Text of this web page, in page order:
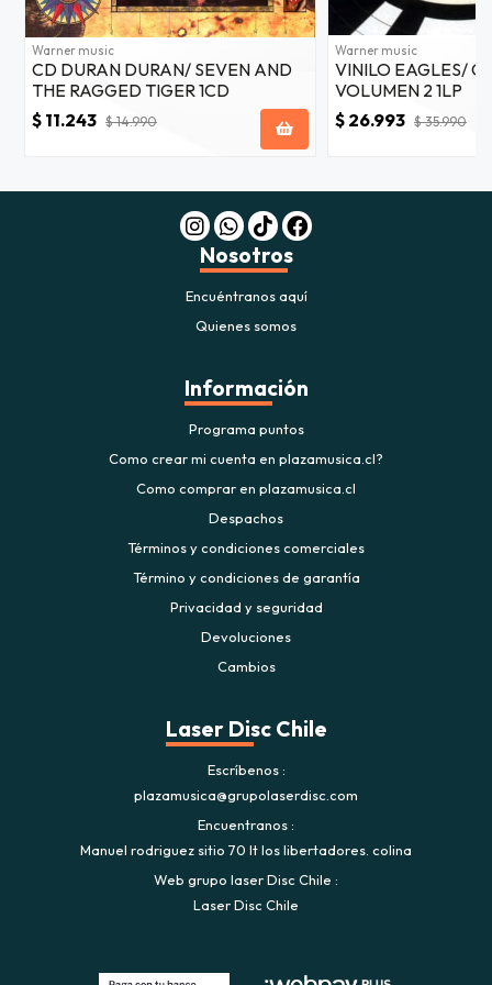
Warner music
CD DURAN DURAN/ SEVEN AND
THE RAGGED TIGER 1CD
$ 11.243 $ 14.990
Warner music
VINILO EAGLES/
VOLUMEN 2 1LP
$ 26.993 $ 35.990
Nosotros
Encuéntranos aquí
Quienes somos
Información
Programa puntos
Como crear mi cuenta en plazamusica.cl?
Como comprar en plazamusica.cl
Despachos
Términos y condiciones comerciales
Término y condiciones de garantía
Privacidad y seguridad
Devoluciones
Cambios
Laser Disc Chile
Escríbenos
plazamusica@grupolaserdisc.com
Encuentranos
Manuel rodriguez sitio 70 lt los libertadores. colina
Web grupo laser Disc Chile
Laser Disc Chile